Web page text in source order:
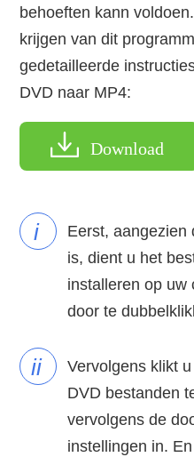
behoeften kann
krijgen van dit
gedetailleerde
DVD naar MP4:
Download
i
Eerst, aangezien
is, dient u het
installeren op uw
door te
ii
Vervolgens klikt
DVD bestanden
vervolgens de
instellingen in.